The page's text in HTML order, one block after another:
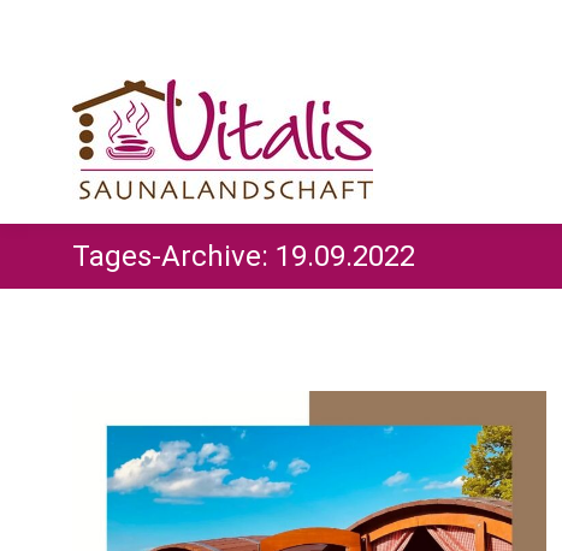
Tages-Archive: 19.09.2022